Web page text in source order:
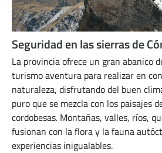
Seguridad en las sierras de
La provincia ofrece un gran abanico
turismo aventura para realizar en
naturaleza, disfrutando del buen
puro que se mezcla con los paisajes
cordobesas. Montañas, valles, ríos,
fusionan con la flora y la fauna
experiencias inigualables.